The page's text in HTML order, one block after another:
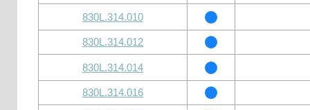
830L.314.010
830L.314.012
830L.314.014
830L.314.016